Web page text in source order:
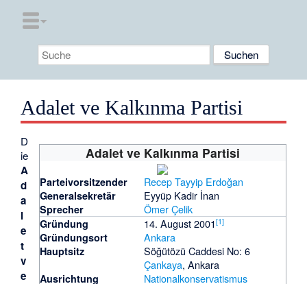
Adalet ve Kalkınma Partisi
Adalet ve Kalkınma Partisi
Partei­vorsitzender Recep Tayyip Erdoğan
General­sekretär Eyyüp Kadir İnan
Sprecher Ömer Çelik
Gründung 14. August 2001 [1]
Gründungsort Ankara
Hauptsitz
Söğütözü Caddesi No: 6
Çankaya, Ankara
Ausrichtung
Nationalkonservatismus
D
ie
A
d
a
l
e
t
v
e